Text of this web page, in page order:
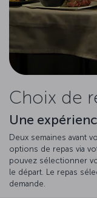
Choix de
Une
Deux semaines avant
options de repas via
pouvez sélectionner
le départ. Le repas
demande.